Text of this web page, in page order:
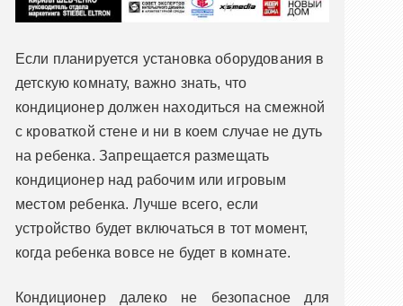
Если планируется установка оборудования в
детскую комнату, важно знать, что
кондиционер должен находиться на смежной
с кроваткой стене и ни в коем случае не дуть
на ребенка. Запрещается размещать
кондиционер над рабочим или игровым
местом ребенка. Лучше всего, если
устройство будет включаться в тот момент,
когда ребенка вовсе не будет в комнате.
Кондиционер далеко не безопасное для